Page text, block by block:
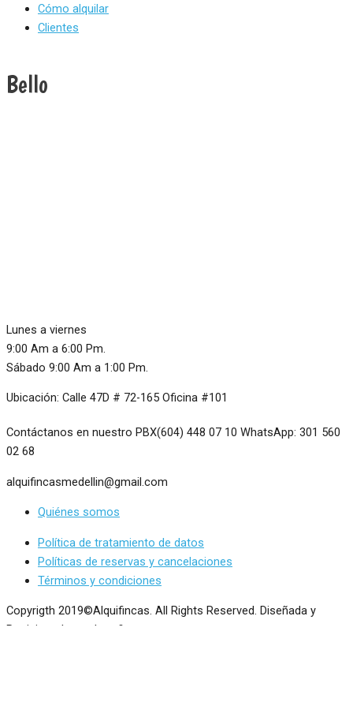
Cómo alquilar
Clientes
Bello
Lunes a viernes
9:00 Am a 6:00 Pm.
Sábado 9:00 Am a 1:00 Pm.
Ubicación: Calle 47D # 72-165 Oficina #101
Contáctanos en nuestro PBX(604) 448 07 10 WhatsApp: 301 560
02 68
alquifincasmedellin@gmail.com
Quiénes somos
Política de tratamiento de datos
Políticas de reservas y cancelaciones
Términos y condiciones
Copyrigth 2019©Alquifincas. All Rights Reserved. Diseñada y
Posicionada por Interficto